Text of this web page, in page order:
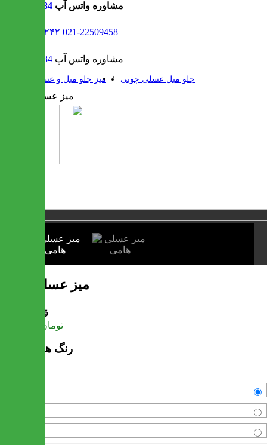
09302308484 مشاوره واتس آپ
021-۹۱۳۰۶۲۴۲ 021-22509458
09302308484 مشاوره واتس آپ
میز جلو مبل و عسلی / جلو مبل عسلی چوبی
میز عسلی هامی
قیمت
تومان
رنگ های موجود